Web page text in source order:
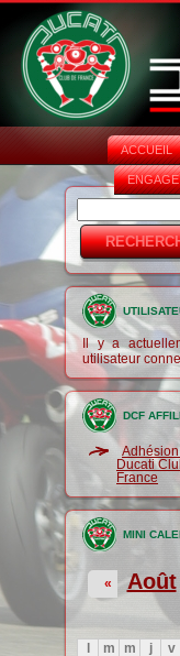
ACCUEIL
ENGAGE
de
Il y a
utilisateur
DCF
Ducati
France
MINI
Août
«
m m j v